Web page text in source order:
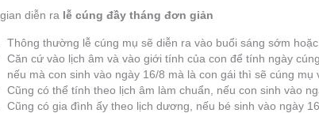
diễn ra lễ cúng đầy tháng đơn giản
Thông thường lễ cúng mụ sẽ diễn ra vào buổi sáng sớm
Căn cứ vào lịch âm và vào giới tính của con để tính ngày
nếu mà con sinh vào ngày 16/8 mà là con gái thì sẽ cúng
Cũng có thể tính theo lịch âm làm chuẩn, nếu con sinh vào
Cũng có gia đình ấy theo lịch dương, nếu bé sinh vào ngày